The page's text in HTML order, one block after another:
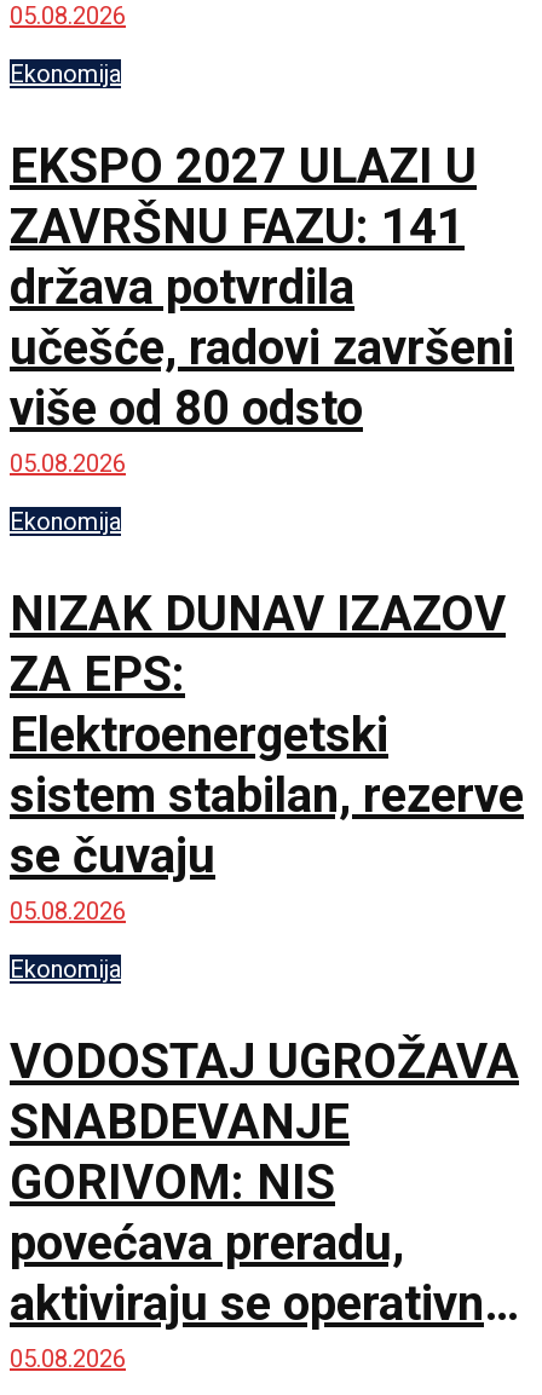
05.08.2026
Ekonomija
EKSPO 2027 ULAZI U
ZAVRŠNU FAZU: 141
država potvrdila
učešće, radovi završeni
više od 80 odsto
05.08.2026
Ekonomija
NIZAK DUNAV IZAZOV
ZA EPS:
Elektroenergetski
sistem stabilan, rezerve
se čuvaju
05.08.2026
Ekonomija
VODOSTAJ UGROŽAVA
SNABDEVANJE
GORIVOM: NIS
povećava preradu,
aktiviraju se operativne
rezerve
05.08.2026